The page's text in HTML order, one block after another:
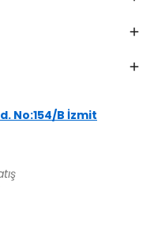
No:154/B İzmit